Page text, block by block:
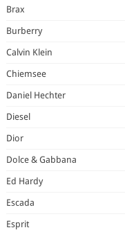
Brax
Burberry
Calvin Klein
Chiemsee
Daniel Hechter
Diesel
Dior
Dolce & Gabbana
Ed Hardy
Escada
Esprit